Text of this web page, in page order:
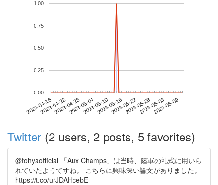
2023-04-162023-04-222023-04-282023-05-042023-05-102023-05-162023-05-222023-05-282023-06-032023-06-09
0.00
0.25
0.50
0.75
1.00
Twitter (2 users, 2 posts, 5 favorites)
@tohyaofficial 「Aux Champs」は当時、陸軍の礼式に用いら
れていたようですね。 こちらに興味深い論文がありました。
https://t.co/urJDAHcebE